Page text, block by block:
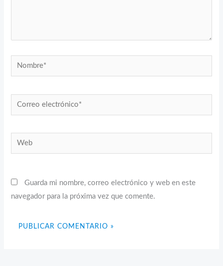
Nombre*
Correo
electrónico*
Web
Guarda mi nombre, correo electrónico y web en este
navegador para la próxima vez que comente.